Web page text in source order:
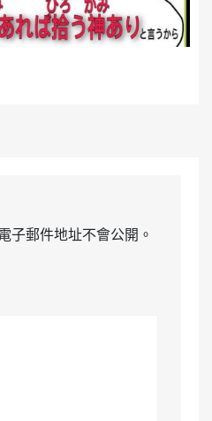
子郵件地址不會公開。